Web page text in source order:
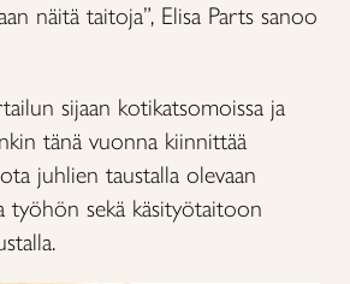
näitä taitoja”, Elisa Parts sanoo
sijaan kotikatsomoissa ja
tänä vuonna kiinnittää
juhlien taustalla olevaan
työhön sekä käsityötaitoon